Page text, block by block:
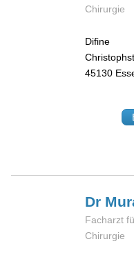
Chirurgie
Difine
45130
Dr
Facharzt
Chirurgie